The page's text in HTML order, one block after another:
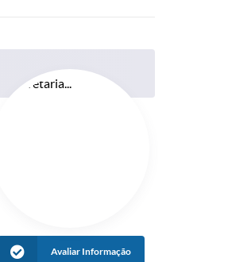
Avaliar Informação